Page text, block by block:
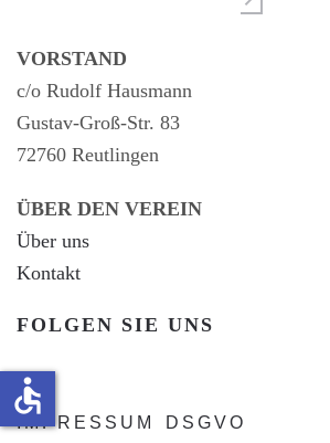
VORSTAND
c/o Rudolf Hausmann
Gustav-Groß-Str. 83
72760 Reutlingen
ÜBER DEN VEREIN
Über uns
Kontakt
FOLGEN SIE UNS
IMPRESSUM DSGVO
accessible